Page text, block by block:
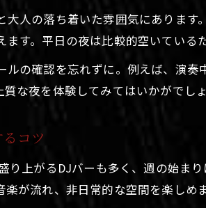
音楽バー選びで失敗し
雰囲気重視のバー体験
人の落ち着いた雰囲気にありま
す。平日の夜は比較的空いている
の確認を忘れずに。例えば、演
な夜を体験してみてはいかがでしょ
コツ
り上がるDJバーも多く、週の始ま
が流れ、非日常的な空間を楽しめま
お問い合わせ